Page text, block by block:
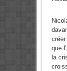
que
la